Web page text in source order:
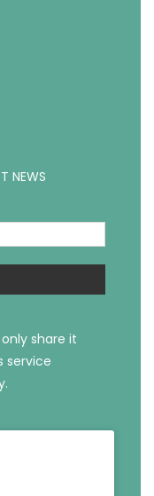
NEWS
share it
service